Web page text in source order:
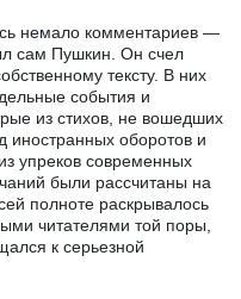
немало комментариев —
сам Пушкин. Он счел
тексту. В них
события и
из стихов, не вошедших
иностранных оборотов и
упреков современных
были рассчитаны на
полноте раскрывалось
читателями той поры,
к серьезной